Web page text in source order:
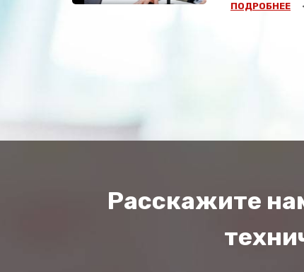
ПОДРОБНЕЕ
Расскажите